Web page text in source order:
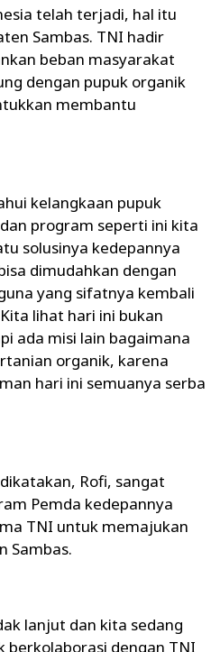
telah terjadi, hal itu
Sambas. TNI hadir
beban masyarakat
dengan pupuk organik
membantu
kelangkaan pupuk
program seperti ini kita
solusinya kedepannya
dimudahkan dengan
yang sifatnya kembali
lihat hari ini bukan
ada misi lain bagaimana
organik, karena
hari ini semuanya serba
Rofi, sangat
Pemda kedepannya
TNI untuk memajukan
Sambas.
lanjut dan kita sedang
dengan TNI